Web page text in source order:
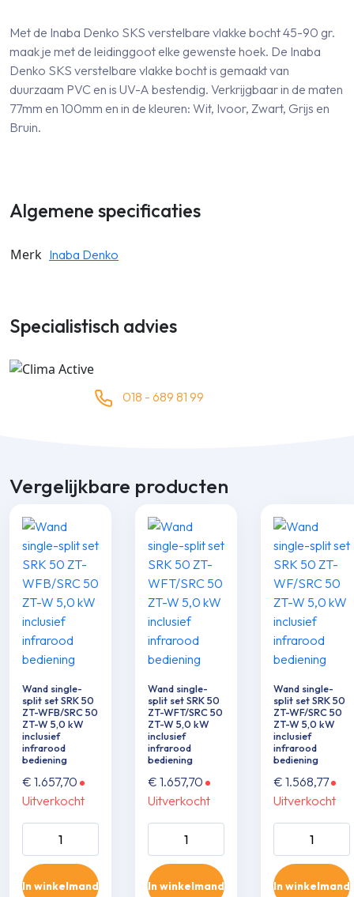
Met de Inaba Denko SKS verstelbare vlakke bocht 45-90 gr.
maak je met de leidinggoot elke gewenste hoek. De Inaba
Denko SKS verstelbare vlakke bocht is gemaakt van
duurzaam PVC en is UV-A bestendig. Verkrijgbaar in de maten
77mm en 100mm en in de kleuren: Wit, Ivoor, Zwart, Grijs en
Bruin.
Algemene specificaties
Merk Inaba Denko
Specialistisch advies
018 - 689 81 99
Vergelijkbare producten
Wand single-
split set SRK 50
ZT-WFB/SRC 50
ZT-W 5,0 kW
inclusief
infrarood
bediening
€ 1.657,70
Uitverkocht
WFB/SRC 50 ZT-
W 5,0 kW inclusief
In winkelmand
Wand single-
split set SRK 50
ZT-WFT/SRC 50
ZT-W 5,0 kW
inclusief
infrarood
bediening
€ 1.657,70
Uitverkocht
WFT/SRC 50 ZT-
W 5,0 kW inclusief
In winkelmand
Wand single-
split set SRK 50
ZT-WF/SRC 50
ZT-W 5,0 kW
inclusief
infrarood
bediening
€ 1.568,77
Uitverkocht
WF/SRC 50
5,0 kW
In winkelmand